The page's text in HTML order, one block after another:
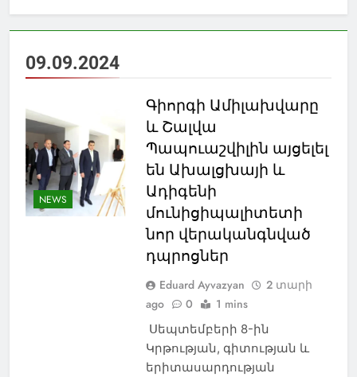
09.09.2024
NEWS
Գիորգի Ամիլախվարը
և Շալվա
Պապուաշվիլին այցելել
են Ախալցխայի և
Ադիգենի
մունիցիպալիտետի
նոր վերականգնված
դպրոցներ
Eduard Ayvazyan
2 տարի
ago
0 1 mins
Սեպտեմբերի 8-ին
Կրթության, գիտության և
երիտասարդության